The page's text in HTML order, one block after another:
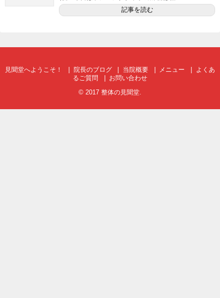
記事を読む
見聞堂へようこそ！ 院長のブログ 当院概要 メニュー
よくあ
るご質問
お問い合わせ
© 2017 整体の見聞堂.